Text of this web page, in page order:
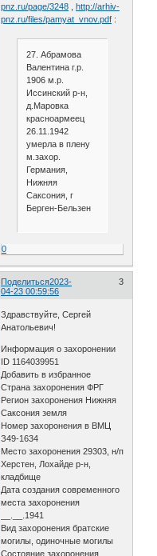
pnz.ru/page/3248
http://arhiv-
pnz.ru/files/pamyat_vnov.pdf :
27. Абрамова
Валентина г.р.
1906 м.р.
Иссинский р-н,
д.Маровка
красноармеец
26.11.1942
умерла в плену
м.захор.
Германия,
Нижняя
Саксония, г
Берген-Бельзен
0
Поделиться 3
2023-
04-23 00:59:56
Здравствуйте, Сергей
Анатольевич!
Информация о захоронении
ID 1164039951
Добавить в избранное
Страна захоронения ФРГ
Регион захоронения Нижняя
Саксония земля
Номер захоронения в ВМЦ
З49-1634
Место захоронения 29303, н/п
Херстен, Лохайде р-н,
кладбище
Дата создания современного
места захоронения
__.__.1941
Вид захоронения братские
могилы, одиночные могилы
Состояние захоронения